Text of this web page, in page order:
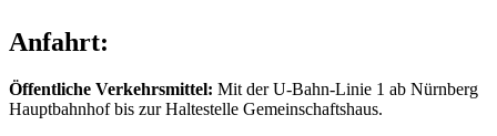
Anfahrt:
Öffentliche Verkehrsmittel: Mit der U-Bahn-Linie 1 ab Nürnberg
Hauptbahnhof bis zur Haltestelle Gemeinschaftshaus.